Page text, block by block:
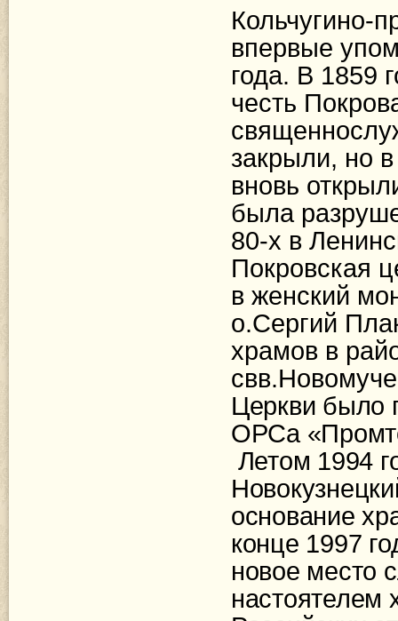
Кольчугино-
впервые
года. В 1859
честь
закрыли, но
вновь
была
80-х в
Покровская
в женский
о.Сергий
храмов в
Церкви было
ОРСа
Летом 1994
основание
конце 1997
новое место
настоятелем